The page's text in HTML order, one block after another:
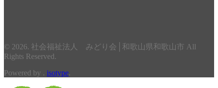
© 2026. 社会福祉法人 みどり会│和歌山県和歌山市 All
Rights Reserved.
Powered by . isotype.